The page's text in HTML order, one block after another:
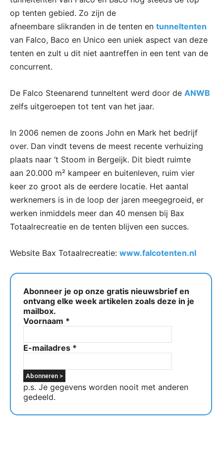
op tenten gebied. Zo zijn de
afneembare slikranden in de tenten en tunneltenten
van Falco, Baco en Unico een uniek aspect van deze
tenten en zult u dit niet aantreffen in een tent van de
concurrent.
De Falco Steenarend tunneltent werd door de ANWB
zelfs uitgeroepen tot tent van het jaar.
In 2006 nemen de zoons John en Mark het bedrijf
over. Dan vindt tevens de meest recente verhuizing
plaats naar ‘t Stoom in Bergeijk. Dit biedt ruimte
aan 20.000 m² kampeer en buitenleven, ruim vier
keer zo groot als de eerdere locatie. Het aantal
werknemers is in de loop der jaren meegegroeid, er
werken inmiddels meer dan 40 mensen bij Bax
Totaalrecreatie en de tenten blijven een succes.
Website Bax Totaalrecreatie: www.falcotenten.nl
Abonneer je op onze gratis nieuwsbrief en
ontvang elke week artikelen zoals deze in je
mailbox.
Voornaam *
E-mailadres *
p.s. Je gegevens worden nooit met anderen
gedeeld.